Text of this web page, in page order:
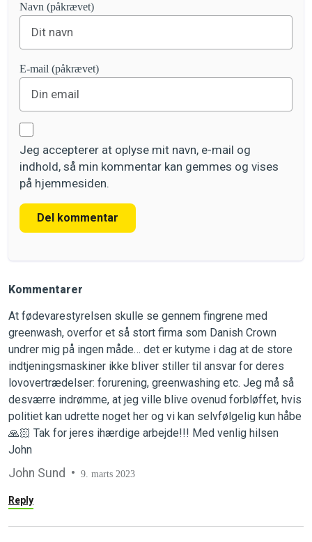
Navn (påkrævet)
E-mail (påkrævet)
Jeg accepterer at oplyse mit navn, e-mail og
indhold, så min kommentar kan gemmes og vises
på hjemmesiden.
Del kommentar
Kommentarer
At fødevarestyrelsen skulle se gennem fingrene med
greenwash, overfor et så stort firma som Danish Crown
undrer mig på ingen måde… det er kutyme i dag at de store
indtjeningsmaskiner ikke bliver stiller til ansvar for deres
lovovertrædelser: forurening, greenwashing etc. Jeg må så
desværre indrømme, at jeg ville blive ovenud forbløffet, hvis
politiet kan udrette noget her og vi kan selvfølgelig kun håbe
🙏🏻 Tak for jeres ihærdige arbejde!!! Med venlig hilsen
John
John Sund 9. marts 2023
Reply